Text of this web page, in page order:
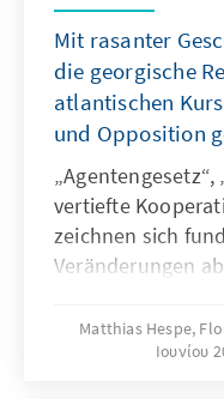
Mit rasanter
die georgische
atlantischen
und Opposition
vertiefte
zeichnen sich
Veränderungen
Westen
Matthias Hespe,
Ιουνίου